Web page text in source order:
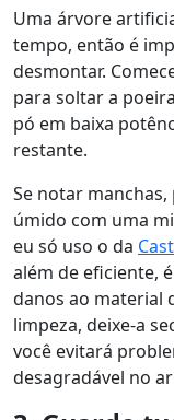
Uma árvore
tempo, então é
desmontar.
para soltar a
pó em baixa
restante.
Se notar
úmido com uma
eu só uso o da
além de eficiente,
danos ao material
limpeza, deixe-a
você evitará
desagradável no